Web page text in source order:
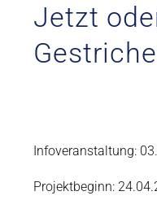
Jetzt
Infoveranstaltung:
Projektbeginn: